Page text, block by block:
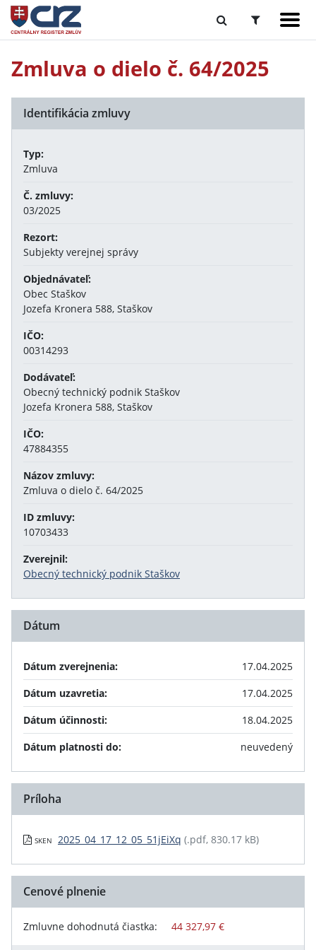
Zmluva o dielo č. 64/2025
Identifikácia zmluvy
Typ:
Zmluva
Č. zmluvy:
03/2025
Rezort:
Subjekty verejnej správy
Objednávateľ:
Obec Staškov
Jozefa Kronera 588, Staškov
IČO:
00314293
Dodávateľ:
Obecný technický podnik Staškov
Jozefa Kronera 588, Staškov
IČO:
47884355
Názov zmluvy:
Zmluva o dielo č. 64/2025
ID zmluvy:
10703433
Zverejnil:
Obecný technický podnik Staškov
Dátum
Dátum zverejnenia:
17.04.2025
Dátum uzavretia:
17.04.2025
Dátum účinnosti:
18.04.2025
Dátum platnosti do:
neuvedený
Príloha
SKEN 2025_04_17_12_05_51jEiXq (.pdf, 830.17 kB)
Cenové plnenie
Zmluvne dohodnutá čiastka: 44 327,97 €